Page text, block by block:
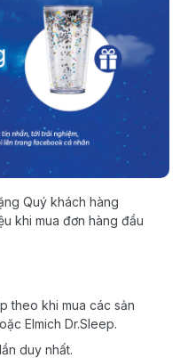
Quý khách hàng
khi mua đơn hàng đầu
theo khi mua các sản
Elmich Dr.Sleep.
duy nhất.